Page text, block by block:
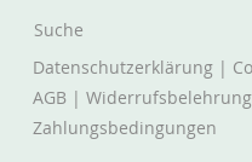
Suche
Datenschutzerklärung |
AGB |
Zahlungsbedingungen